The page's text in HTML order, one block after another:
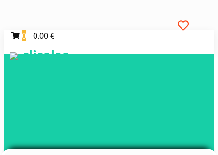
0 0.00 €
clicoleo